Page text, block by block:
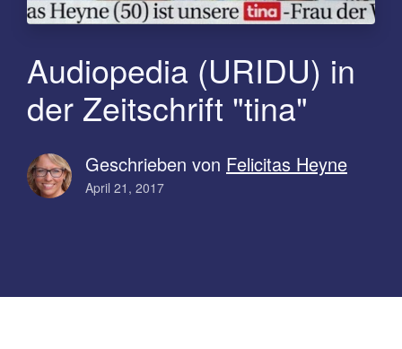
Audiopedia (URIDU) in
der Zeitschrift "tina"
Geschrieben von Felicitas Heyne
April 21, 2017